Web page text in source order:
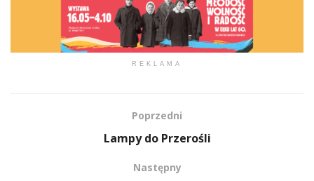
REKLAMA
Poprzedni
Lampy do Przerośli
Następny